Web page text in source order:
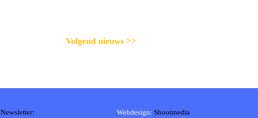
Volgend nieuws >>
Newsletter:
Webdesign: Shootmedia